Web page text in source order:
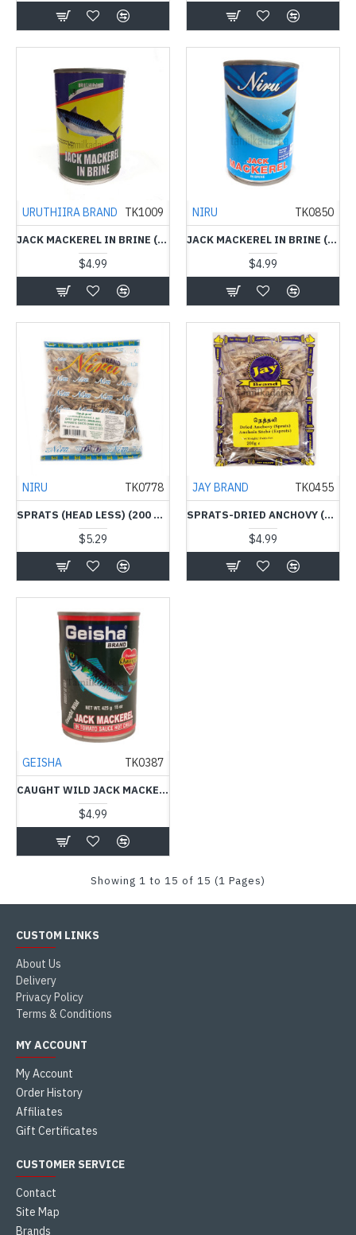
URUTHIIRA BRAND TK1009
JACK MACKEREL IN BRINE (300 G) - URUTHIRA BRAND
$4.99
NIRU TK0850
JACK MACKEREL IN BRINE (425 G) - NIRU - மீன் டின்
$4.99
NIRU TK0778
SPRATS (HEAD LESS) (200 G) - NIRU - நெத்தலி
$5.29
JAY BRAND TK0455
SPRATS-DRIED ANCHOVY (200 G) - JAY BRAND - நெத்தலி
$4.99
GEISHA TK0387
CAUGHT WILD JACK MACKEREL(TOMATO SAUCE HOT) (425 G) - GEISHA - டின் மீன்
$4.99
Showing 1 to 15 of 15 (1 Pages)
CUSTOM LINKS
About Us
Delivery
Privacy Policy
Terms & Conditions
MY ACCOUNT
My Account
Order History
Affiliates
Gift Certificates
CUSTOMER SERVICE
Contact
Site Map
Brands